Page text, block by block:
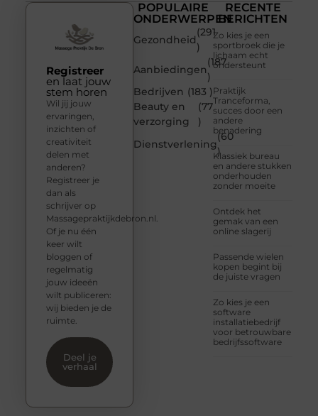
POPULAIRE
ONDERWERPEN
Gezondheid
(291
)
Aanbiedingen
(187
)
Bedrijven (183 )
Beauty en
verzorging
(77
)
Dienstverlening
(60
)
RECENTE
BERICHTEN
Zo kies je een
sportbroek die je
lichaam echt
ondersteunt
Praktijk
Tranceforma,
succes door een
andere
benadering
Klassiek bureau
en andere stukken
onderhouden
zonder moeite
Ontdek het
gemak van een
online slagerij
Passende wielen
kopen begint bij
de juiste vragen
Zo kies je een
software
installatiebedrijf
voor betrouwbare
bedrijfssoftware
Registreer
en laat jouw
stem horen
Wil jij jouw
ervaringen,
inzichten of
creativiteit
delen met
anderen?
Registreer je
dan als
schrijver op
Massagepraktijkdebron.nl.
Of je nu één
keer wilt
bloggen of
regelmatig
jouw ideeën
wilt publiceren:
wij bieden je de
ruimte.
Deel je
verhaal